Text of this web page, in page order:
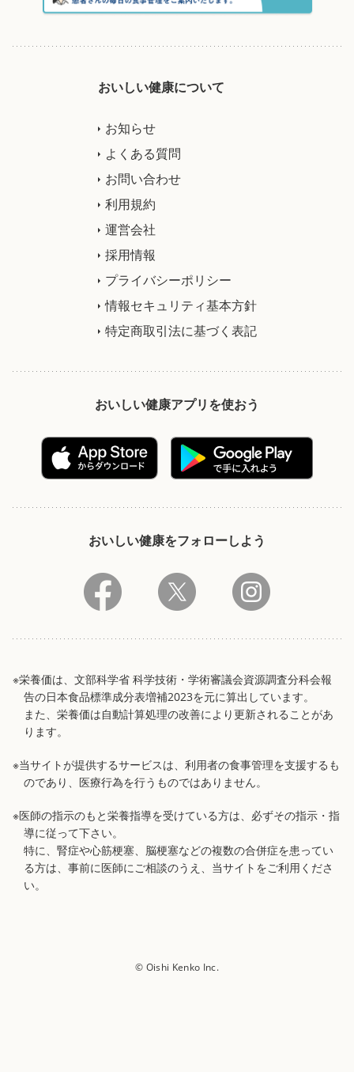
おいしい健康について
お知らせ
よくある質問
お問い合わせ
利用規約
運営会社
採用情報
プライバシーポリシー
情報セキュリティ基本方針
特定商取引法に基づく表記
おいしい健康アプリを使おう
おいしい健康をフォローしよう
※栄養価は、文部科学省 科学技術・学術審議会資源調査分科会報
告の日本食品標準成分表増補2023を元に算出しています。
また、栄養価は自動計算処理の改善により更新されることがあ
ります。
※当サイトが提供するサービスは、利用者の食事管理を支援するも
のであり、医療行為を行うものではありません。
※医師の指示のもと栄養指導を受けている方は、必ずその指示・指
導に従って下さい。
特に、腎症や心筋梗塞、脳梗塞などの複数の合併症を患ってい
る方は、事前に医師にご相談のうえ、当サイトをご利用くださ
い。
© Oishi Kenko Inc.